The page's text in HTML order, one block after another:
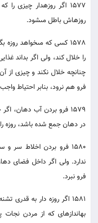
1577 اگر روزه‏دار چيزى
روزه‏اش باطل مى‏شود.
1578 كسى كه مى‏خواهد
را خلال كند، ولى اگر بداند
چنانچه خلال نكند و چيزى از
فرو هم نرود، بنابر احتياط
1579 فرو بردن آب دهان،
در دهان جمع شده باشد، روزه
1580 فرو بردن اخلاط
ندارد. ولى اگر داخل فضاى
فرو نبرد.
1581 اگر روزه دار به
به‏اندازه‏اى كه از مردن نجات